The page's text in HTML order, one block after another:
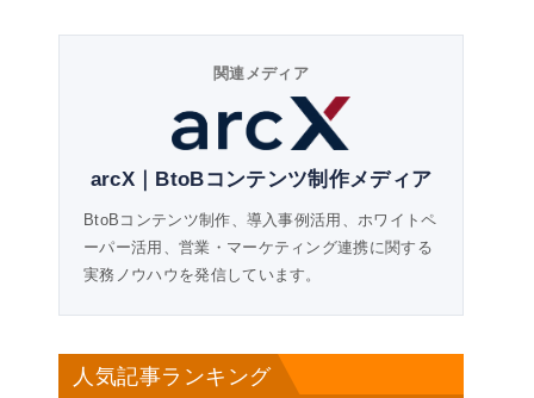
関連メディア
arcX｜BtoBコンテンツ制作メディア
BtoBコンテンツ制作、導入事例活用、ホワイトペ
ーパー活用、営業・マーケティング連携に関する
実務ノウハウを発信しています。
人気記事ランキング